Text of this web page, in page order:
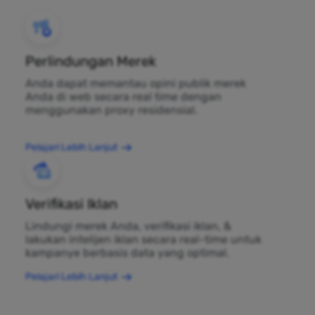
Perlindungan Merek
Anda dapat memantau opini publik merek
Anda di web secara real time dengan
menggunakan proxy residensial.
Pelajari Lebih Lanjut
Verifikasi Iklan
Lindungi merek Anda, verifikasi iklan, &
lakukan intelijen iklan secara real-time untuk
kampanye berbasis data yang optimal.
Pelajari Lebih Lanjut